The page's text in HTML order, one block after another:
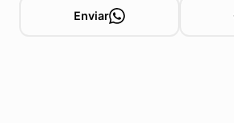
Enviar